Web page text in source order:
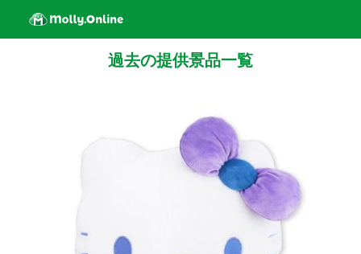
過去の提供景品一覧